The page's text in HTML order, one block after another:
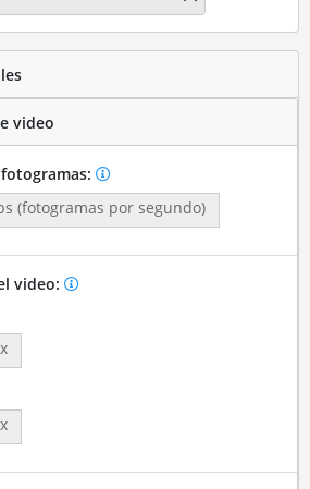
video
(fotogramas por segundo)
video: